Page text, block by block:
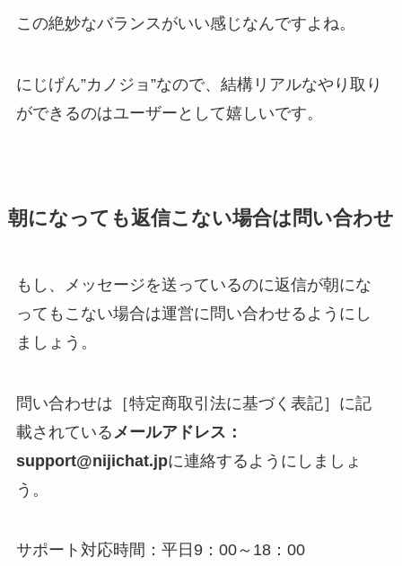
この絶妙なバランスがいい感じなんですよね。
にじげん”カノジョ”なので、結構リアルなやり取り
ができるのはユーザーとして嬉しいです。
朝になっても返信こない場合は問い合わせ
もし、メッセージを送っているのに返信が朝にな
ってもこない場合は運営に問い合わせるようにし
ましょう。
問い合わせは［特定商取引法に基づく表記］に記
載されている メールアドレス：
support@nijichat.jpに連絡するようにしましょ
う。
サポート対応時間：平日9：00～18：00